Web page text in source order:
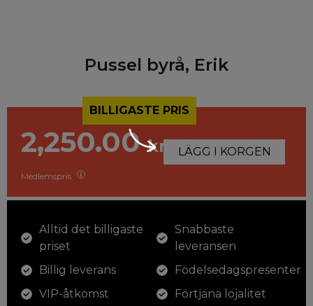
Pussel byrå, Erik
BILLIGASTE PRIS
2,250.00 kr
Medlemspris
LÄGG I KORGEN
Alltid det billigaste
priset
Billig leverans
VIP-åtkomst
Snabbaste
leveransen
Födelsedagspresenter
Förtjäna lojalitet